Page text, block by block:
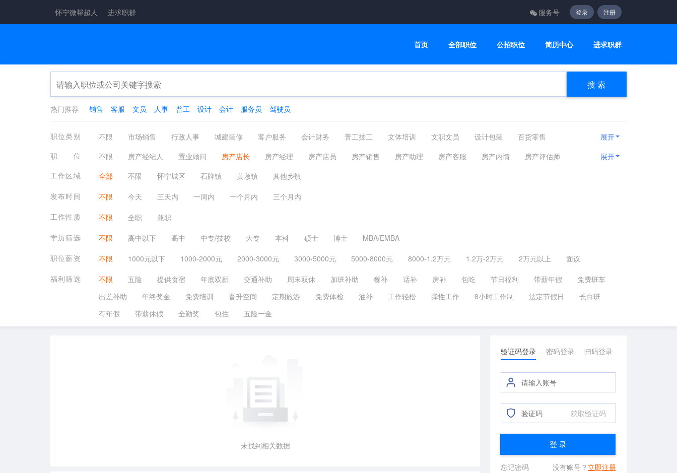
怀宁微帮超人 进求职群 服务号 登录 注册
首页 全部职位 公招职位 简历中心 进求职群
搜 索
热门推荐 销售 客服 文员 人事 普工 设计 会计 服务员 驾驶员
职位类别 不限 市场销售 行政人事 城建装修 客户服务 会计财务 普工技工 文体培训 文职文员 设计包装
百货零售
工厂工业
酒店餐饮 金融保险 高级管理 物流贸易 司机后勤 网络通信 机械仪表 咨询顾问 电子电气
美容美发
医疗保健
翻译法律 轻工工艺 化工制药 摄影影视
展开
职位
不限 房产经纪人 置业顾问 房产店长 房产经理 房产店员 房产销售 房产助理 房产客服 房产内情
房产评估师
房产策划
房产开发 其他房产职位
展开
工作区域
全部 不限 怀宁城区 石牌镇 黄墩镇
其他乡镇
发布时间
不限 今天 三天内 一周内 一个月内
三个月内
工作性质
不限 全职
兼职
学历筛选
不限 高中以下 高中 中专/技校 大专 本科 硕士 博士
MBA/EMBA
职位薪资
不限 1000元以下 1000-2000元 2000-3000元 3000-5000元 5000-8000元 8000-1.2万元 1.2万-2万元 2万元以上
面议
福利筛选
不限 五险 提供食宿 年底双薪 交通补助 周末双休 加班补助 餐补 话补 房补 包吃 节日福利 带薪年假
免费班车
出差补助
年终奖金 免费培训 晋升空间 定期旅游 免费体检 油补 工作轻松 弹性工作 8小时工作制 法定节假日
长白班
有年假
带薪休假 全勤奖 包住 五险一金
未找到相关数据
验证码登录 密码登录 扫码登录
获取验证码
登 录
忘记密码 没有账号？ 立即注册